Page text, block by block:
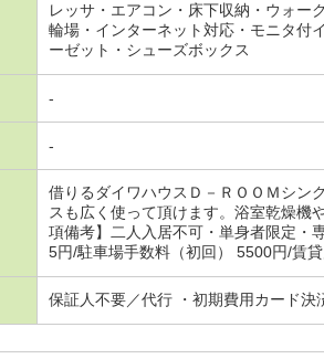
レッサ・エアコン・床下収納・ウォー
輪場・インターネット対応・モニタ付
ーゼット・シューズボックス
-
-
借りるダイワハウスＤ－ＲＯＯＭシン
スも広く使って頂けます。浴室乾燥
項備考】二人入居不可・単身者限定・
5円/駐車場手数料（初回） 5500円/賃
保証人不要／代行 ・初期費用カード